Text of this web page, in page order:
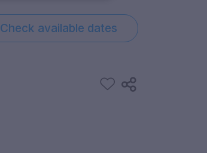
Check available dates